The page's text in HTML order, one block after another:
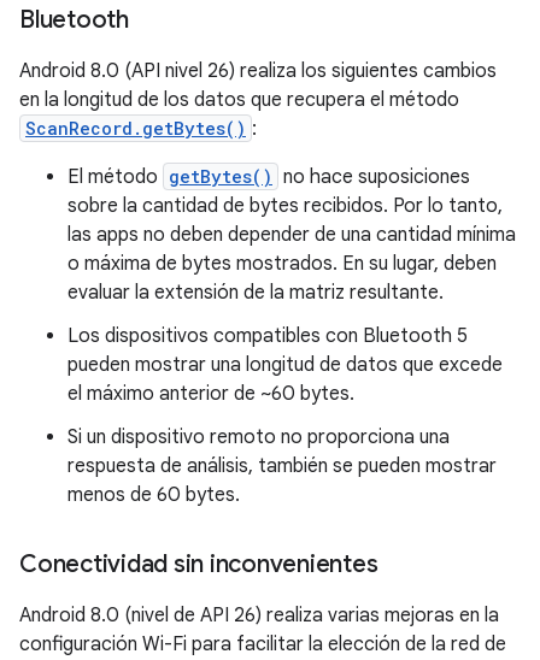
Bluetooth
Android 8.0 (API nivel 26) realiza los siguientes cambios
en la longitud de los datos que recupera el método
ScanRecord.getBytes() :
El método getBytes() no hace suposiciones
sobre la cantidad de bytes recibidos. Por lo tanto,
las apps no deben depender de una cantidad mínima
o máxima de bytes mostrados. En su lugar, deben
evaluar la extensión de la matriz resultante.
Los dispositivos compatibles con Bluetooth 5
pueden mostrar una longitud de datos que excede
el máximo anterior de ~60 bytes.
Si un dispositivo remoto no proporciona una
respuesta de análisis, también se pueden mostrar
menos de 60 bytes.
Conectividad sin inconvenientes
Android 8.0 (nivel de API 26) realiza varias mejoras en la
configuración Wi-Fi para facilitar la elección de la red de